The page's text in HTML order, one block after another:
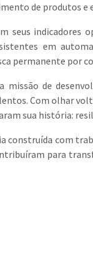
de produtos e
seus indicadores
em
permanente por
de
Com olhar
sua história:
construída com
para